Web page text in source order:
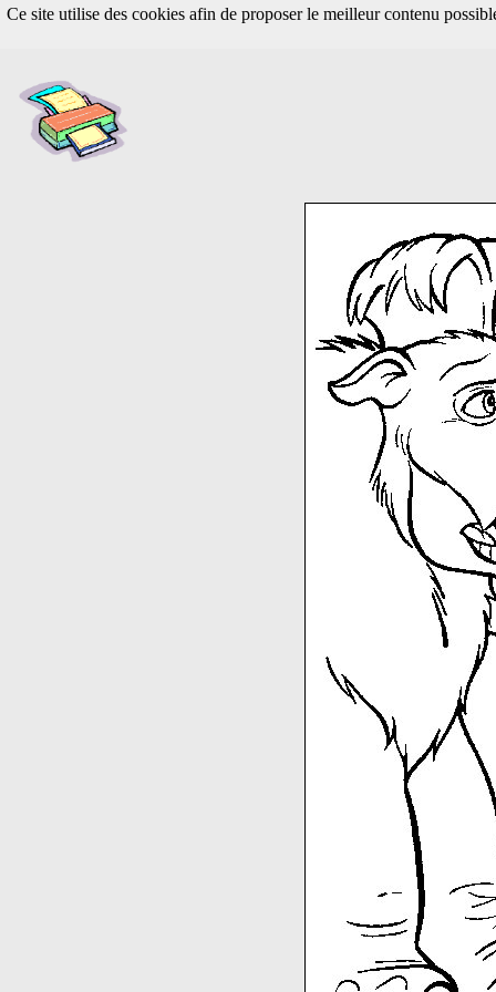
Ce site utilise des cookies afin de proposer le meilleur contenu